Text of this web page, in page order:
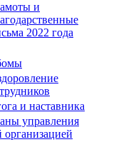
и
2022 года
и наставника
управления
организацией